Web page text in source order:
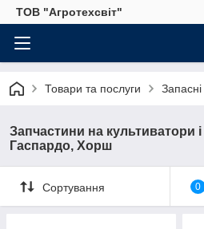
ТОВ "Агротехсвіт"
Товари та послуги
Запчастини на культиватори
Гаспардо, Хорш
Сортування 0